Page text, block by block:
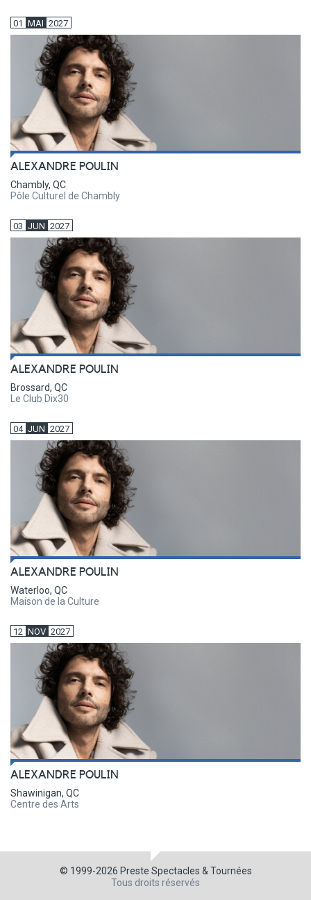
01 MAI 2027
ALEXANDRE POULIN
Chambly, QC
Pôle Culturel de Chambly
03 JUN 2027
ALEXANDRE POULIN
Brossard, QC
Le Club Dix30
04 JUN 2027
ALEXANDRE POULIN
Waterloo, QC
Maison de la Culture
12 NOV 2027
ALEXANDRE POULIN
Shawinigan, QC
Centre des Arts
© 1999-2026 Preste Spectacles & Tournées
Tous droits réservés